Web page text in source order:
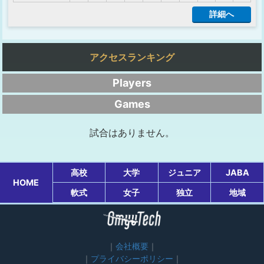
詳細へ
アクセスランキング
Players
Games
試合はありません。
HOME
高校 大学 ジュニア
JABA
軟式
女子 独立 地域
会社概要
プライバシーポリシー